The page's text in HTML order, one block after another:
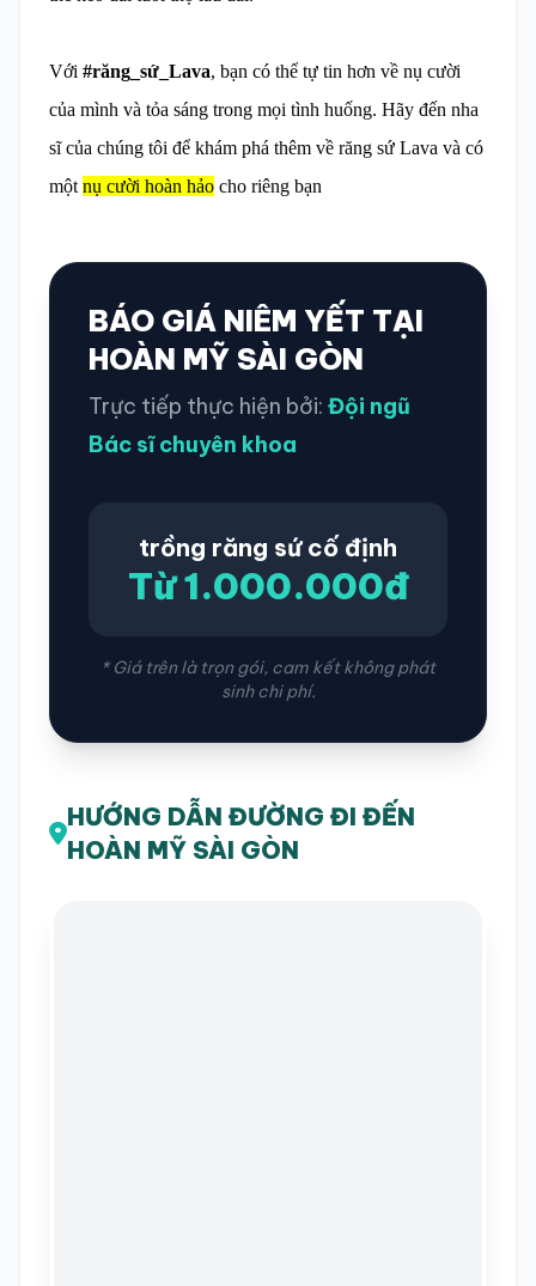
Với #răng_sứ_Lava, bạn có thể tự tin hơn về nụ cười
của mình và tỏa sáng trong mọi tình huống. Hãy đến nha
sĩ của chúng tôi để khám phá thêm về răng sứ Lava và có
một nụ cười hoàn hảo cho riêng bạn
BÁO GIÁ NIÊM YẾT TẠI
HOÀN MỸ SÀI GÒN
Trực tiếp thực hiện bởi: Đội ngũ
Bác sĩ chuyên khoa
trồng răng sứ cố định
Từ 1.000.000đ
* Giá trên là trọn gói, cam kết không phát
sinh chi phí.
HƯỚNG DẪN ĐƯỜNG ĐI ĐẾN
HOÀN MỸ SÀI GÒN